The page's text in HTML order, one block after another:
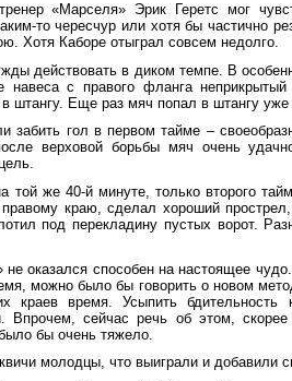
«Марселя» Эрик Геретс мог
то чересчур или хотя бы частично
Хотя Каборе отыграл совсем недолго.
действовать в диком темпе. В
навеса с правого фланга
штангу. Еще раз мяч попал в штангу уже
забить гол в первом тайме –
верховой борьбы мяч очень
той же 40-й минуте, только второго
краю, сделал хороший
под перекладину пустых ворот.
не оказался способен на настоящее
можно было бы говорить о новом
краев время. Усыпить
Впрочем, сейчас речь об этом,
бы очень тяжело.
молодцы, что выиграли и добавили